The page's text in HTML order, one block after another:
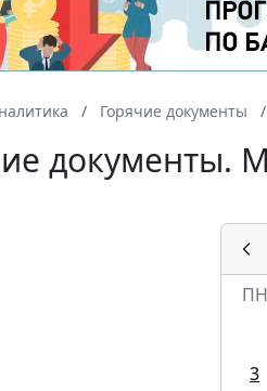
Горячие документы
документы.
ПН
3